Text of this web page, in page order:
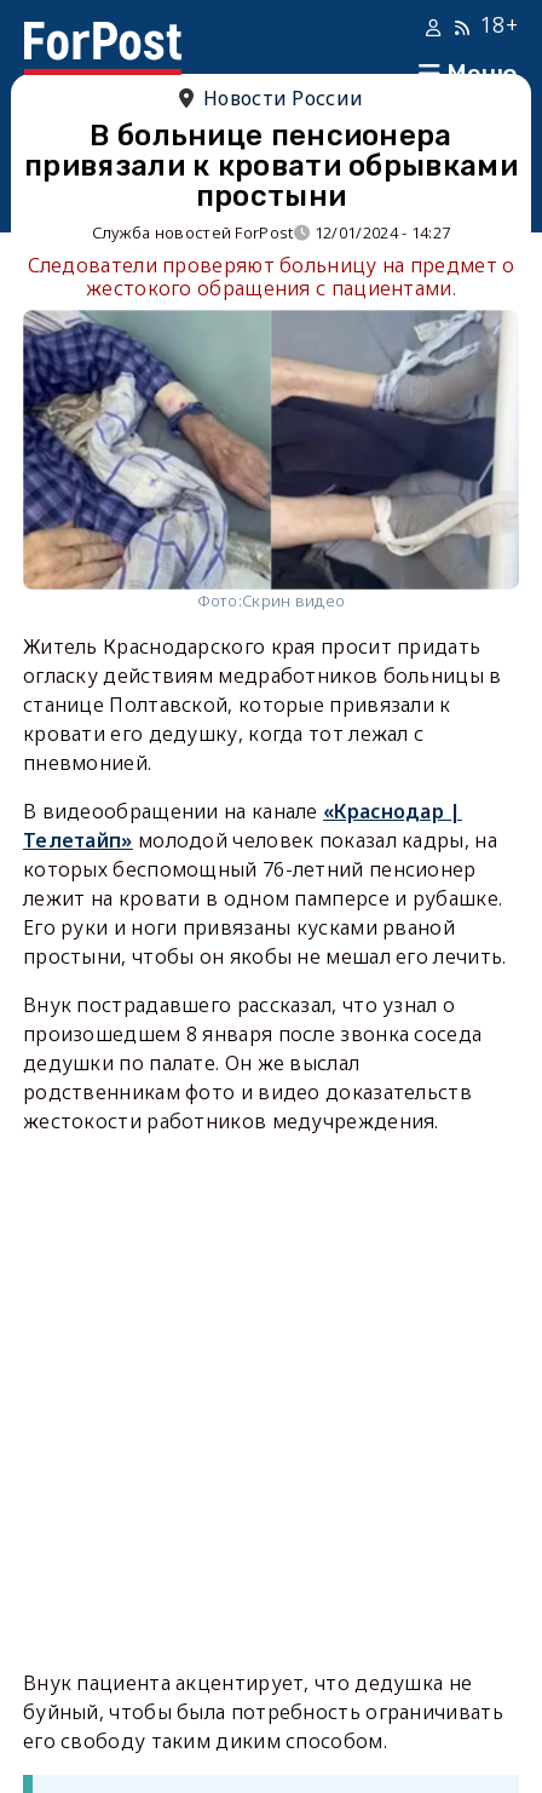
Меню
18+
Новости России
В больнице пенсионера
привязали к кровати обрывками
простыни
Служба новостей ForPost 12/01/2024 - 14:27
Следователи проверяют больницу на предмет о
жестокого обращения с пациентами.
Фото:Скрин видео
Житель Краснодарского края просит придать
огласку действиям медработников больницы в
станице Полтавской, которые привязали к
кровати его дедушку, когда тот лежал с
пневмонией.
В видеообращении на канале «Краснодар |
Телетайп» молодой человек показал кадры, на
которых беспомощный 76-летний пенсионер
лежит на кровати в одном памперсе и рубашке.
Его руки и ноги привязаны кусками рваной
простыни, чтобы он якобы не мешал его лечить.
Внук пострадавшего рассказал, что узнал о
произошедшем 8 января после звонка соседа
дедушки по палате. Он же выслал
родственникам фото и видео доказательств
жестокости работников медучреждения.
Внук пациента акцентирует, что дедушка не
буйный, чтобы была потребность ограничивать
его свободу таким диким способом.